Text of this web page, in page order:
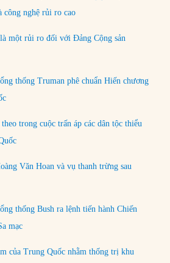
công nghệ rủi ro cao
một rủi ro đối với Đảng Cộng sản
thống Truman phê chuẩn Hiến chương
trong cuộc trấn áp các dân tộc thiểu
Văn Hoan và vụ thanh trừng sau
thống Bush ra lệnh tiến hành Chiến
mạc
của Trung Quốc nhằm thống trị khu